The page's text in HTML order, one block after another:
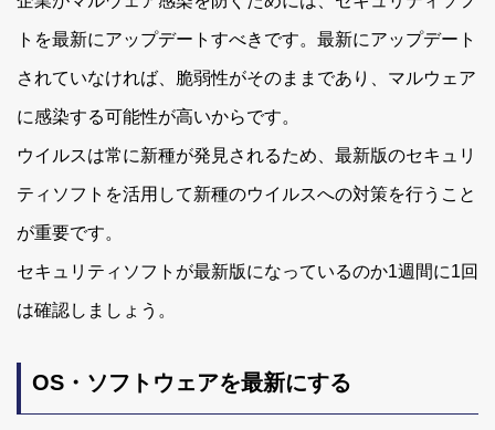
トを最新にアップデートすべきです。最新にアップデート
されていなければ、脆弱性がそのままであり、マルウェア
に感染する可能性が高いからです。
ウイルスは常に新種が発見されるため、最新版のセキュリ
ティソフトを活用して新種のウイルスへの対策を行うこと
が重要です。
セキュリティソフトが最新版になっているのか1週間に1回
は確認しましょう。
OS・ソフトウェアを最新にする